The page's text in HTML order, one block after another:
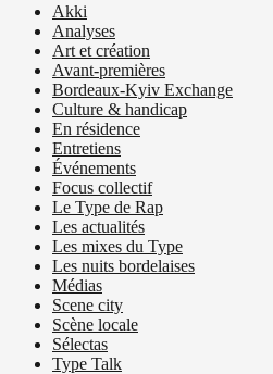
Akki
Analyses
Art et création
Avant-premières
Bordeaux-Kyiv Exchange
Culture & handicap
En résidence
Entretiens
Événements
Focus collectif
Le Type de Rap
Les actualités
Les mixes du Type
Les nuits bordelaises
Médias
Scene city
Scène locale
Sélectas
Type Talk